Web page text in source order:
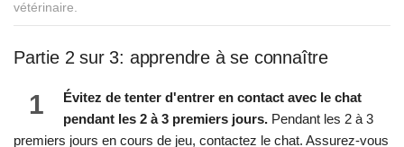
vétérinaire.
Partie 2 sur 3: apprendre à se connaître
1
Évitez de tenter d'entrer en contact avec le chat
pendant les 2 à 3 premiers jours. Pendant les 2 à 3
premiers jours en cours de jeu, contactez le chat. Assurez-vous